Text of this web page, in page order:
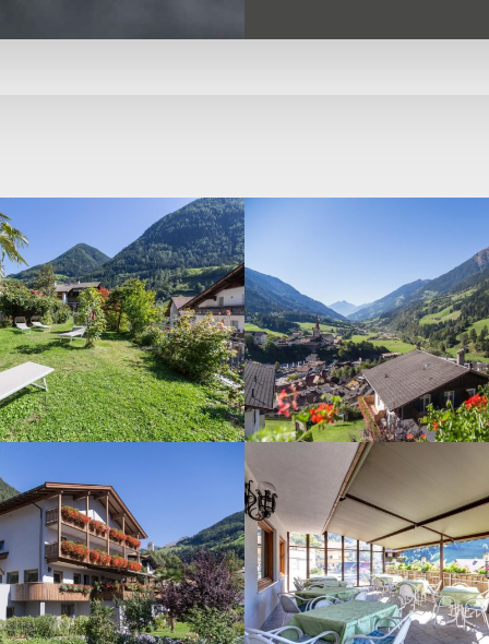
Gasthof_Peter-
-032
Gasthof_Peter-
-053